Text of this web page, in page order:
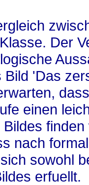
Der
'Das
einen
nach
sowohl
erfuellt.